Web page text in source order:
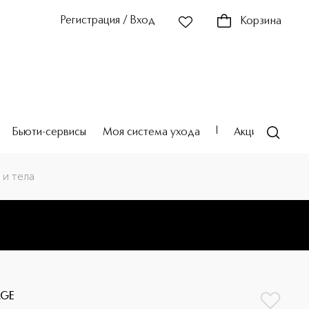
Регистрация / Вход Корзина
Бьюти-сервисы Моя система ухода Акции
тела